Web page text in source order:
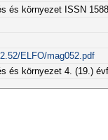
és környezet ISSN
ELFO/mag052.pdf
és környezet 4. (19.)